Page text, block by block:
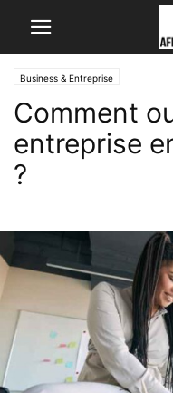
Business & Entreprise
Comment
entreprise
?